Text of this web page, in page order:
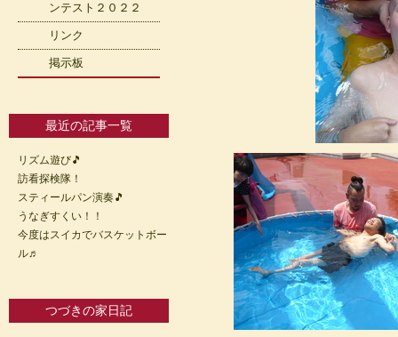
ンテスト２０２２
リンク
掲示板
最近の記事一覧
リズム遊び🎵
訪看探検隊！
スティールパン演奏🎵
うなぎすくい！！
今度はスイカでバスケットボー
ル♬
つづきの家日記